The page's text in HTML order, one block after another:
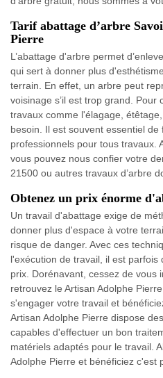
Tarif abattage d’arbre
Pierre
L’abattage d'arbre permet
qui sert à donner plus
terrain. En effet, un arbre peut
voisinage s’il est trop grand.
travaux comme l'élagage,
besoin. Il est souvent essentiel de
professionnels pour tous travaux.
vous pouvez nous confier votre
21500 ou autres travaux d’arbre
Obtenez un prix énorme
Un travail d'abattage exige de
donner plus d'espace à votre
risque de danger. Avec ces
l'exécution de travail, il est
prix. Dorénavant, cessez de vous
retrouvez le Artisan Adolphe
s'engager votre travail et
Artisan Adolphe Pierre dispose
capables d'effectuer un bon
matériels adaptés pour le travail.
Adolphe Pierre et bénéficiez c'est